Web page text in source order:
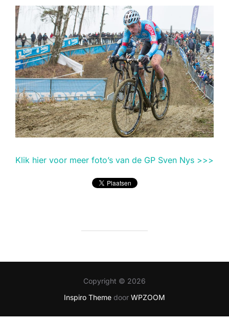
Klik hier voor meer foto’s van de GP Sven Nys >>>
Copyright © 2026
Inspiro Theme door WPZOOM